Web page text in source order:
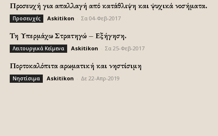
Προσευχή για απαλλαγή από κατάθλιψη και ψυχικά νοσήματα.
Προσευχές Askitikon Σα 04-Φεβ-2017
Τη Υπερμάχω Στρατηγώ – Εξήγηση.
Λειτουργικά Κείμενα Askitikon Σα 25-Φεβ-2017
Πορτοκαλόπιτα αρωματική και νηστίσιμη
Νηστίσιμα Askitikon Δε 22-Απρ-2019